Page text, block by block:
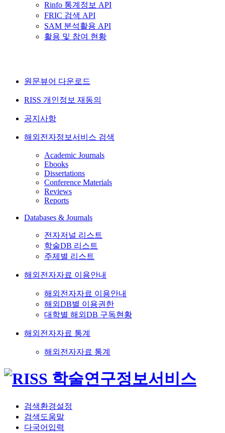
Rinfo 통계정보 API
FRIC 검색 API
SAM 분석활용 API
활용 및 참여 현황
원문뷰어 다운로드
RISS 개인정보 재동의
공지사항
해외전자정보서비스 검색
Academic Journals
Ebooks
Dissertations
Conference Materials
Reviews
Reports
Databases & Journals
전자저널 리스트
학술DB 리스트
주제별 리스트
해외전자자료 이용안내
해외전자자료 이용안내
해외DB별 이용권한
대학별 해외DB 구독현황
해외전자자료 통계
해외전자자료 통계
검색환경설정
검색도움말
다국어입력